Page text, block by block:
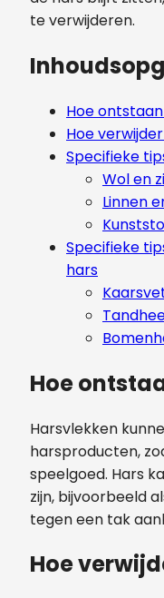
te verwijderen.
Hoe
Hoe
Specifieke
Wol en
Linnen
Specifieke
hars
Hoe
Harsvlekken
harsproducten,
speelgoed. Hars
zijn, bijvoorbeeld
tegen een tak
Hoe